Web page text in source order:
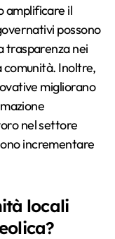
amplificare il
possono
trasparenza nei
comunità. Inoltre,
migliorano
nel settore
incrementare
locali